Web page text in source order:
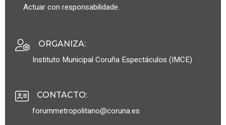
Actuar con responsabilidade.
ORGANIZA:
Instituto Municipal Coruña Espectáculos (IMCE)
CONTACTO:
forummetropolitano@coruna.es